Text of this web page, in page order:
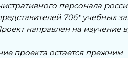
персонала
706* учебных
направлен на изучение
проекта остается прежним